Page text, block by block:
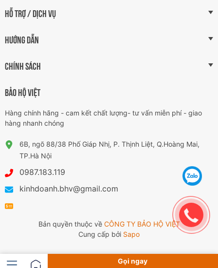
HỖ TRỢ / DỊCH VỤ
HƯỚNG DẪN
CHÍNH SÁCH
BẢO HỘ VIỆT
Hàng chính hãng - cam kết chất lượng- tư vấn miễn phí - giao
hàng nhanh chóng
6B, ngõ 88/38 Phố Giáp Nhị, P. Thịnh Liệt, Q.Hoàng Mai,
TP.Hà Nội
0987.183.119
kinhdoanh.bhv@gmail.com
Bản quyền thuộc về CÔNG TY BẢO HỘ VIỆT
Cung cấp bởi Sapo
Gọi ngay